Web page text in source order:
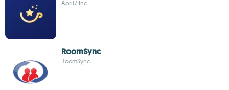
April7 Inc.
RoomSync
RoomSync